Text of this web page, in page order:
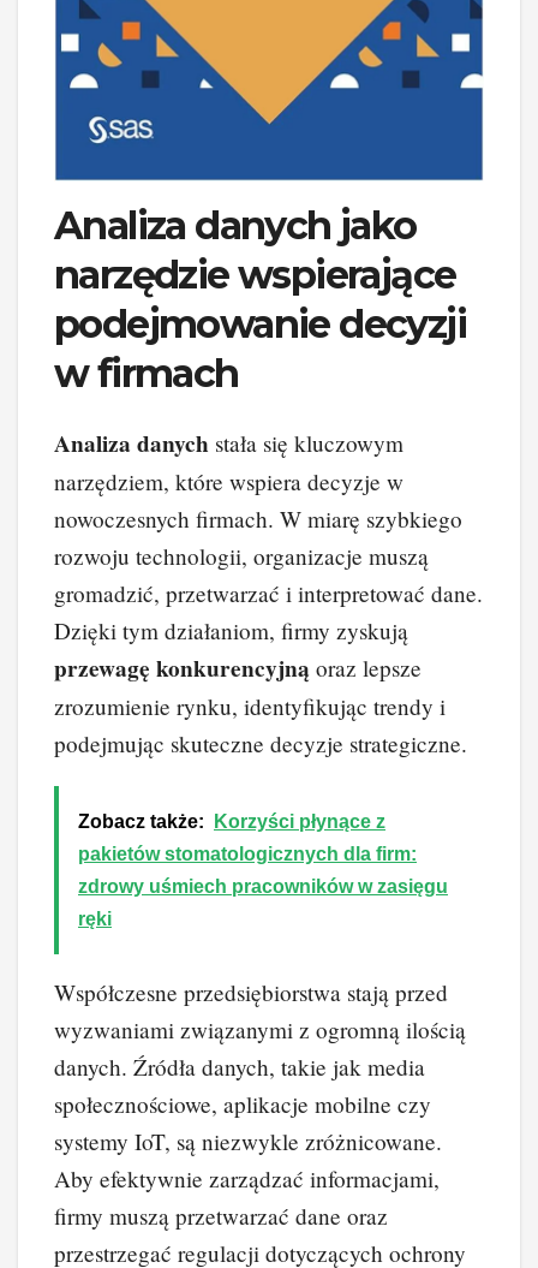
Analiza danych jako
narzędzie wspierające
podejmowanie decyzji
w firmach
Analiza danych stała się kluczowym
narzędziem, które wspiera decyzje w
nowoczesnych firmach. W miarę szybkiego
rozwoju technologii, organizacje muszą
gromadzić, przetwarzać i interpretować dane.
Dzięki tym działaniom, firmy zyskują
przewagę konkurencyjną oraz lepsze
zrozumienie rynku, identyfikując trendy i
podejmując skuteczne decyzje strategiczne.
Zobacz także:
Korzyści płynące z
pakietów stomatologicznych dla firm:
zdrowy uśmiech pracowników w zasięgu
ręki
Współczesne przedsiębiorstwa stają przed
wyzwaniami związanymi z ogromną ilością
danych. Źródła danych, takie jak media
społecznościowe, aplikacje mobilne czy
systemy IoT, są niezwykle zróżnicowane.
Aby efektywnie zarządzać informacjami,
firmy muszą przetwarzać dane oraz
przestrzegać regulacji dotyczących ochrony